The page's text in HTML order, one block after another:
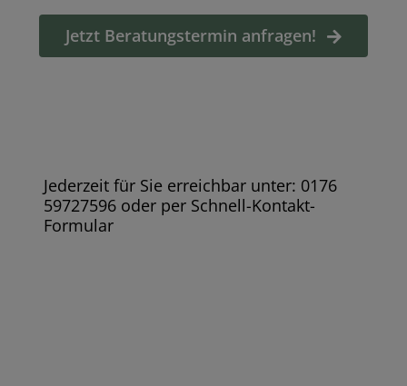
Jetzt Beratungstermin anfragen!
Jederzeit für Sie erreichbar unter: 0176
59727596 oder per Schnell-Kontakt-
Formular